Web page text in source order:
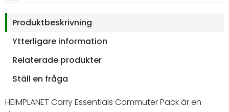
Produktbeskrivning
Ytterligare information
Relaterade produkter
Ställ en fråga
HEIMPLANET Carry Essentials Commuter Pack är en